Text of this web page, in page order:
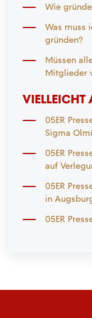
Wie
Was muss
gründen?
Müssen
Mitglieder
VIELLEICHT
05ER
Sigma
05ER
auf
05ER
in
05ER